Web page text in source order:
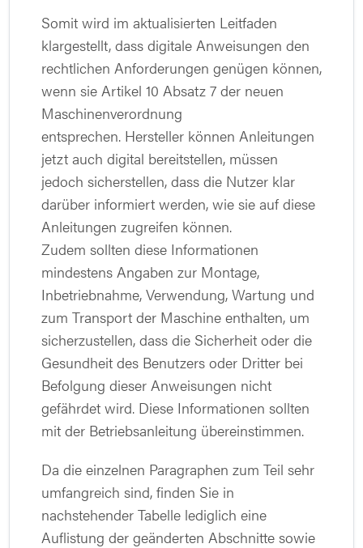
Somit wird im aktualisierten Leitfaden
klargestellt, dass digitale Anweisungen den
rechtlichen Anforderungen genügen können,
wenn sie Artikel 10 Absatz 7 der neuen
Maschinenverordnung
entsprechen. Hersteller können Anleitungen
jetzt auch digital bereitstellen, müssen
jedoch sicherstellen, dass die Nutzer klar
darüber informiert werden, wie sie auf diese
Anleitungen zugreifen können.
Zudem sollten diese Informationen
mindestens Angaben zur Montage,
Inbetriebnahme, Verwendung, Wartung und
zum Transport der Maschine enthalten, um
sicherzustellen, dass die Sicherheit oder die
Gesundheit des Benutzers oder Dritter bei
Befolgung dieser Anweisungen nicht
gefährdet wird. Diese Informationen sollten
mit der Betriebsanleitung übereinstimmen.
Da die einzelnen Paragraphen zum Teil sehr
umfangreich sind, finden Sie in
nachstehender Tabelle lediglich eine
Auflistung der geänderten Abschnitte sowie